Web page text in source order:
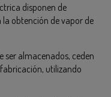
disponen de
obtención de vapor de
ser almacenados, ceden
utilizando